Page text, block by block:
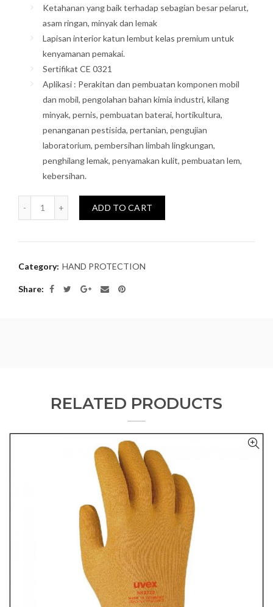
Ketahanan yang baik terhadap sebagian besar pelarut,
asam ringan, minyak dan lemak
Lapisan interior katun lembut kelas premium untuk
kenyamanan pemakai.
Sertifikat CE 0321
Aplikasi : Perakitan dan pembuatan komponen mobil
dan mobil, pengolahan bahan kimia industri, kilang
minyak, pernis, pembuatan baterai, hortikultura,
penanganan pestisida, pertanian, pengujian
laboratorium, pembersihan limbah lingkungan,
penghilang lemak, penyamakan kulit, pembuatan lem,
kebersihan.
Quantity
ADD TO CART
Category: HAND PROTECTION
Share
RELATED PRODUCTS